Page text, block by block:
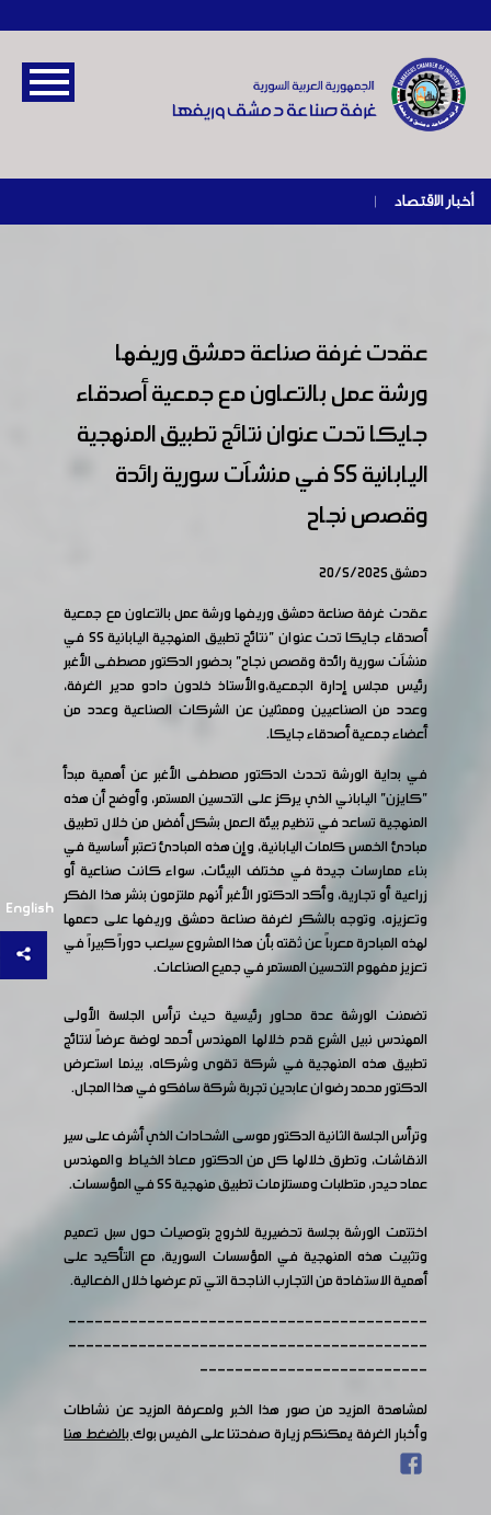
أخبار الاقتصاد |
English
عقدت غرفة صناعة دمشق وريفها
ورشة عمل بالتعاون مع جمعية أصدقاء
جايكا تحت عنوان نتائج تطبيق المنهجية
اليابانية 5S في منشآت سورية رائدة
وقصص نجاح
دمشق 20/5/2025
عقدت غرفة صناعة دمشق وريفها ورشة عمل بالتعاون مع جمعية
أصدقاء جايكا تحت عنوان "نتائج تطبيق المنهجية اليابانية 5S في
منشآت سورية رائدة وقصص نجاح" بحضور الدكتور مصطفى الأغبر
رئيس مجلس إدارة الجمعية،والأستاذ خلدون دادو مدير الغرفة،
وعدد من الصناعيين وممثلين عن الشركات الصناعية وعدد من
أعضاء جمعية أصدقاء جايكا.
في بداية الورشة تحدث الدكتور مصطفى الأغبر عن أهمية مبدأ
"كايزن" الياباني الذي يركز على التحسين المستمر، وأوضح أن هذه
المنهجية تساعد في تنظيم بيئة العمل بشكل أفضل من خلال تطبيق
مبادئ الخمس كلمات اليابانية، وإن هذه المبادئ تعتبر أساسية في
بناء ممارسات جيدة في مختلف البيئات، سواء كانت صناعية أو
زراعية أو تجارية، وأكد الدكتور الأغبر أنهم ملتزمون بنشر هذا الفكر
وتعزيزه، وتوجه بالشكر لغرفة صناعة دمشق وريفها على دعمها
لهذه المبادرة معرباً عن ثقته بأن هذا المشروع سيلعب دوراً كبيراً في
تعزيز مفهوم التحسين المستمر في جميع الصناعات.
تضمنت الورشة عدة محاور رئيسية حيث ترأس الجلسة الأولى
المهندس نبيل الشرع قدم خلالها المهندس أحمد لوضة عرضاً لنتائج
تطبيق هذه المنهجية في شركة تقوى وشركاه، بينما استعرض
الدكتور محمد رضوان عابدين تجربة شركة سافكو في هذا المجال.
وترأس الجلسة الثانية الدكتور موسى الشحادات الذي أشرف على سير
النقاشات، وتطرق خلالها كل من الدكتور معاذ الخياط والمهندس
عماد حيدر، متطلبات ومستلزمات تطبيق منهجية 5S في المؤسسات.
اختتمت الورشة بجلسة تحضيرية للخروج بتوصيات حول سبل تعميم
وتثبيت هذه المنهجية في المؤسسات السورية، مع التأكيد على
أهمية الاستفادة من التجارب الناجحة التي تم عرضها خلال الفعالية.
-----------------------------------------
-----------------------------------------
--------------------------
لمشاهدة المزيد من صور هذا الخبر ولمعرفة المزيد عن نشاطات
وأخبار الغرفة يمكنكم زيارة صفحتنا على الفيس بوكبالضغط هنا